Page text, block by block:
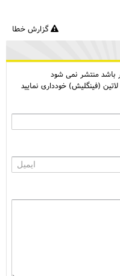
گزارش خطا
باشد منتشر نمی شود
(فینگلیش) خودداری نمایید